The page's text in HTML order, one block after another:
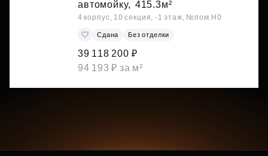
автомойку, 415.3м²
4 корпус, 10 секция, -1 этаж, №пом.Н0
Сдана Без отделки
39 118 200 ₽
94 193 ₽ за м²